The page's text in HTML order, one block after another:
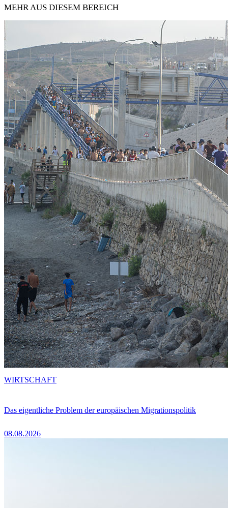
MEHR AUS DIESEM BEREICH
Das eigentliche Problem der europäischen Migrationspolitik
08.08.2026
WIRTSCHAFT